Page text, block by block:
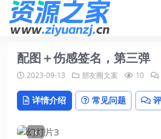
配图＋伤感签名，第三弹
2023-09-13 朋友圈文案 10
详情介绍 常见问题
‹